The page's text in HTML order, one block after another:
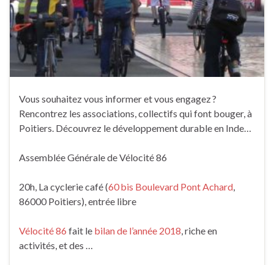
Vous souhaitez vous informer et vous engagez ?
Rencontrez les associations, collectifs qui font bouger, à
Poitiers. Découvrez le développement durable en Inde…
Assemblée Générale de Vélocité 86
20h, La cyclerie café (60 bis Boulevard Pont Achard,
86000 Poitiers), entrée libre
Vélocité 86 fait le bilan de l’année 2018, riche en
activités, et des …